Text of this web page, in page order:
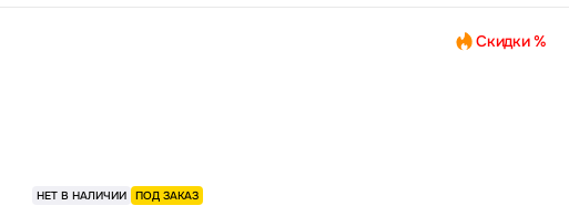
Скидки %
НЕТ В НАЛИЧИИ ПОД ЗАКАЗ